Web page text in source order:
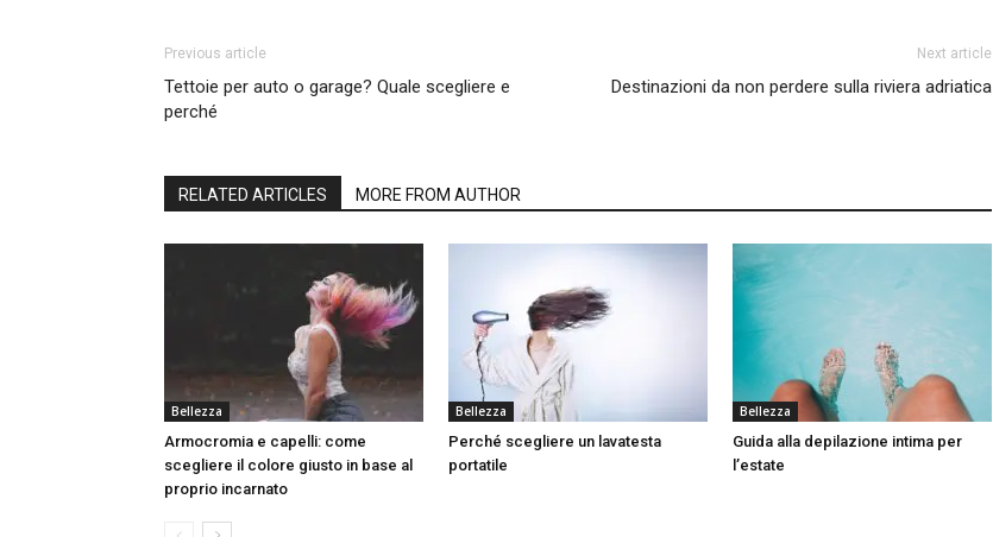
Previous article
Tettoie per auto o garage? Quale scegliere e
perché
Next article
Destinazioni da non perdere sulla riviera adriatica
RELATED ARTICLES MORE FROM AUTHOR
Bellezza
Armocromia e capelli: come
scegliere il colore giusto in base al
proprio incarnato
Bellezza
Perché scegliere un lavatesta
portatile
Bellezza
Guida alla depilazione intima per
l’estate